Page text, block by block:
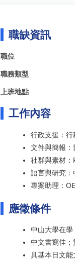
職缺資訊
職位
職務類型
上班地點
工作內容
行政支援：行
文件與簡報：
社群與素材：
語言與研究：
專案助理：
應徵條件
中山大學在學
中文書寫佳；
具基本日文能